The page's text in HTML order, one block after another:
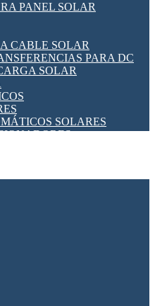
PANEL SOLAR
CABLE SOLAR
PARA DC
SOLAR
SOLARES
SPDS PARA